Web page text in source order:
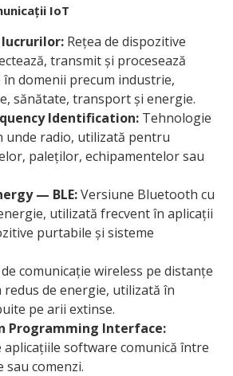
IoT
Rețea de dispozitive
transmit și procesează
domenii precum industrie,
sănătate, transport și energie.
Identification: Tehnologie
unde radio, utilizată pentru
paleților, echipamentelor sau
— BLE:Versiune Bluetooth cu
utilizată frecvent în aplicații
purtabile și sisteme
comunicație wireless pe distanțe
redus de energie, utilizată în
pe arii extinse.
Programming Interface:
software comunică între
sau comenzi.